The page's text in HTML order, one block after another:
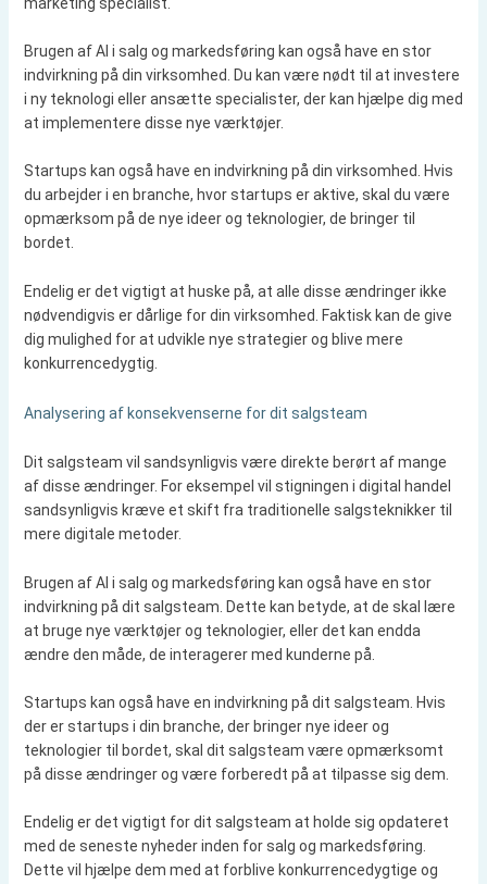
Brugen af AI i salg og markedsføring kan også have en stor
indvirkning på din virksomhed. Du kan være nødt til at investere
i ny teknologi eller ansætte specialister, der kan hjælpe dig med
at implementere disse nye værktøjer.
Startups kan også have en indvirkning på din virksomhed. Hvis
du arbejder i en branche, hvor startups er aktive, skal du være
opmærksom på de nye ideer og teknologier, de bringer til
bordet.
Endelig er det vigtigt at huske på, at alle disse ændringer ikke
nødvendigvis er dårlige for din virksomhed. Faktisk kan de give
dig mulighed for at udvikle nye strategier og blive mere
konkurrencedygtig.
Analysering af konsekvenserne for dit salgsteam
Dit salgsteam vil sandsynligvis være direkte berørt af mange
af disse ændringer. For eksempel vil stigningen i digital handel
sandsynligvis kræve et skift fra traditionelle salgsteknikker til
mere digitale metoder.
Brugen af AI i salg og markedsføring kan også have en stor
indvirkning på dit salgsteam. Dette kan betyde, at de skal lære
at bruge nye værktøjer og teknologier, eller det kan endda
ændre den måde, de interagerer med kunderne på.
Startups kan også have en indvirkning på dit salgsteam. Hvis
der er startups i din branche, der bringer nye ideer og
teknologier til bordet, skal dit salgsteam være opmærksomt
på disse ændringer og være forberedt på at tilpasse sig dem.
Endelig er det vigtigt for dit salgsteam at holde sig opdateret
med de seneste nyheder inden for salg og markedsføring.
Dette vil hjælpe dem med at forblive konkurrencedygtige og